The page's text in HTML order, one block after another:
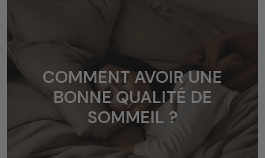
COMMENT AVOIR UNE
BONNE QUALITÉ DE
SOMMEIL ?